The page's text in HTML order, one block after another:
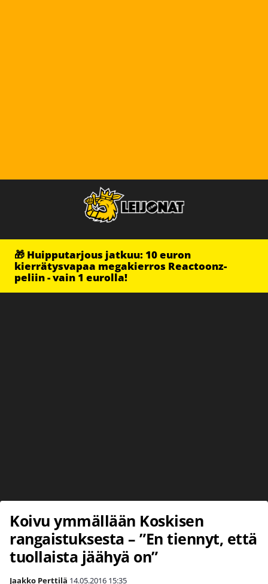
🎁 Huipputarjous jatkuu: 10 euron
kierrätysvapaa megakierros Reactoonz-
peliin - vain 1 eurolla!
Koivu ymmällään Koskisen
rangaistuksesta – ”En tiennyt, että
tuollaista jäähyä on”
Jaakko Perttilä 14.05.2016 15:35